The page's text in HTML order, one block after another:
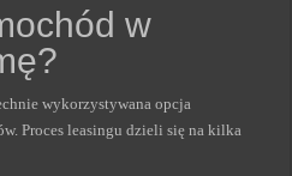
w
wykorzystywana opcja
Proces leasingu dzieli się na kilka